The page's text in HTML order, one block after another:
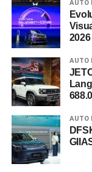
AUTO
2026
AUTO
AUTO